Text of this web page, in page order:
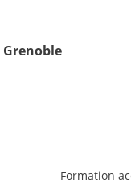
Grenoble
Formation